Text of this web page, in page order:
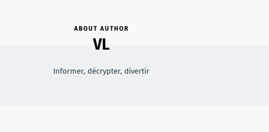
ABOUT AUTHOR
VL
Informer, décrypter, divertir